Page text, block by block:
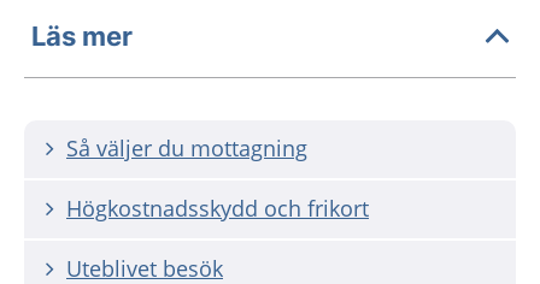
Läs mer
Så väljer du mottagning
Högkostnadsskydd och frikort
Uteblivet besök